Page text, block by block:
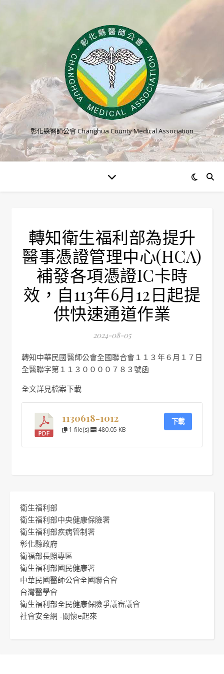
彰化縣醫師公會 Changhua County Medical Association
轉知衛生福利部為提升
醫事憑證管理中心(HCA)
補發各項憑證IC卡時
效，自113年6月12日起提
供快速通道作業
2024-08-05
轉知中華民國醫師公會全國聯合會１１３年６月１７日
全醫聯字第１１３００００７８３號函
全文詳見檔案下載
1130618-1012
1 file(s) 480.05 KB
下載
衛生福利部
衛生福利部中央健康保險署
衛生福利部疾病管制署
彰化縣政府
衛福部長照專區
衛生福利部國民健康署
中華民國醫師公會全國聯合會
台灣醫學會
衛生福利部全民健康保險爭議審議會
社會安全網 -關懷e起來